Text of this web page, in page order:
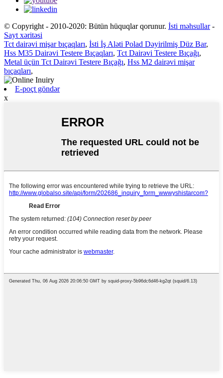
© Copyright - 2010-2020: Bütün hüquqlar qorunur. İsti məhsullar-
Sayt xəritəsi
Tct dairəvi mişar bıçaqları, İsti İş Aləti Polad Dəyirilmiş Düz Bar,
Hss M35 Dairəvi Testere Bıçaqları, Tct Dairəvi Testere Bıçağı,
Metal üçün Tct Dairəvi Testere Bıçağı, Hss M2 dairəvi mişar
bıçaqları,
E-poçt göndər
x